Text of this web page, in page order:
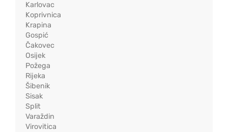
Karlovac
Koprivnica
Krapina
Gospić
Čakovec
Osijek
Požega
Rijeka
Šibenik
Sisak
Split
Varaždin
Virovitica